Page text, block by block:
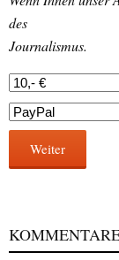
des
Journalismus.
Weiter